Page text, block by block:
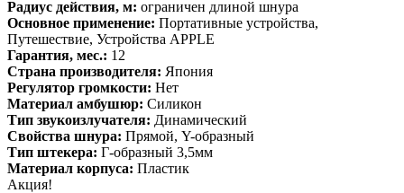
Радиус действия, м: ограничен длиной шнура
Основное применение: Портативные устройства,
Путешествие, Устройства APPLE
Гарантия, мес.: 12
Страна производителя: Япония
Регулятор громкости: Нет
Материал амбушюр: Силикон
Тип звукоизлучателя: Динамический
Свойства шнура: Прямой, Y-образный
Тип штекера: Г-образный 3,5мм
Материал корпуса: Пластик
Акция!